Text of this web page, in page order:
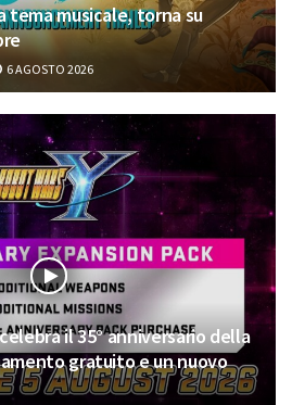
tema musicale, torna su
6 AGOSTO 2026
il 35° anniversario della
gratuito e un nuovo